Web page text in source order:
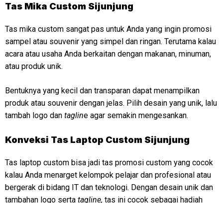
Tas Mika Custom Sijunjung
Tas mika custom sangat pas untuk Anda yang ingin promosi
sampel atau souvenir yang simpel dan ringan. Terutama kalau
acara atau usaha Anda berkaitan dengan makanan, minuman,
atau produk unik.
Bentuknya yang kecil dan transparan dapat menampilkan
produk atau souvenir dengan jelas. Pilih desain yang unik, lalu
tambah logo dan tagline agar semakin mengesankan.
Konveksi Tas Laptop Custom Sijunjung
Tas laptop custom bisa jadi tas promosi custom yang cocok
kalau Anda menarget kelompok pelajar dan profesional atau
bergerak di bidang IT dan teknologi. Dengan desain unik dan
tambahan logo serta tagline, tas ini cocok sebagai hadiah